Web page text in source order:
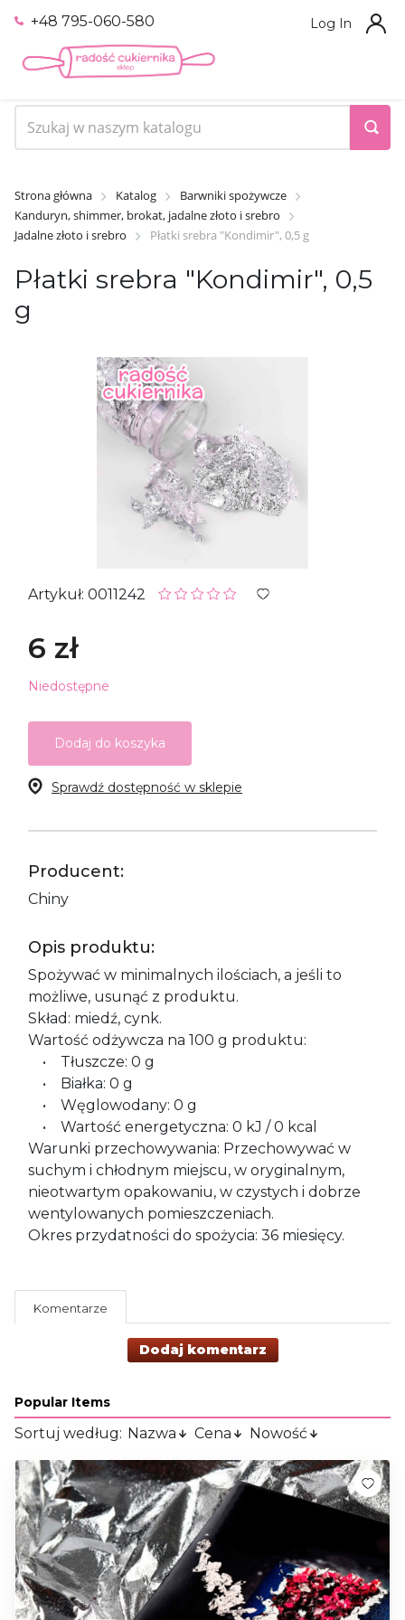
+48 795-060-580 Log In
Strona główna Katalog
Barwniki spożywcze
Kanduryn, shimmer, brokat, jadalne złoto i srebro
Jadalne złoto i srebro
Płatki srebra "Kondimir", 0,5 g
Płatki srebra "Kondimir", 0,5
g
Artykuł: 0011242
6 zł
Niedostępne
Dodaj do koszyka
Sprawdź dostępność w sklepie
Producent:
Chiny
Opis produktu:
Spożywać w minimalnych ilościach, a jeśli to
możliwe, usunąć z produktu.
Skład: miedź, cynk.
Wartość odżywcza na 100 g produktu:
• Tłuszcze: 0 g
• Białka: 0 g
• Węglowodany: 0 g
• Wartość energetyczna: 0 kJ / 0 kcal
Warunki przechowywania: Przechowywać w
suchym i chłodnym miejscu, w oryginalnym,
nieotwartym opakowaniu, w czystych i dobrze
wentylowanych pomieszczeniach.
Okres przydatności do spożycia: 36 miesięcy.
Komentarze
Dodaj komentarz
Popular Items
Sortuj według: Nazwa Cena Nowość